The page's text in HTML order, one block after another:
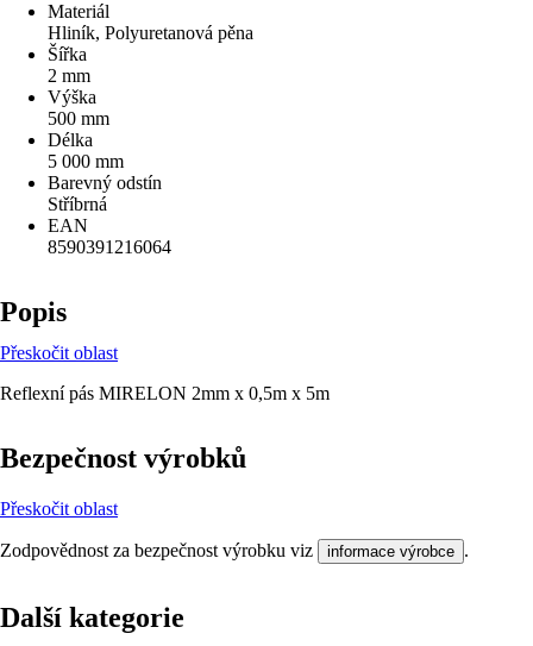
Materiál
Hliník, Polyuretanová pěna
Šířka
2 mm
Výška
500 mm
Délka
5 000 mm
Barevný odstín
Stříbrná
EAN
8590391216064
Popis
Přeskočit oblast
Reflexní pás MIRELON 2mm x 0,5m x 5m
Bezpečnost výrobků
Přeskočit oblast
Zodpovědnost za bezpečnost výrobku viz informace výrobce .
Další kategorie